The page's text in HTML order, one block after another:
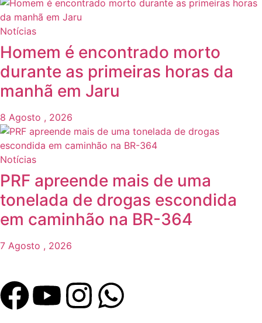
Notícias
Homem é encontrado morto
durante as primeiras horas da
manhã em Jaru
8 Agosto , 2026
Notícias
PRF apreende mais de uma
tonelada de drogas escondida
em caminhão na BR-364
7 Agosto , 2026